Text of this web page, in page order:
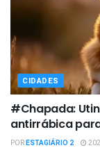
CIDADES
#Chapada:
antirrábica
PORESTAGIÁRIO 2